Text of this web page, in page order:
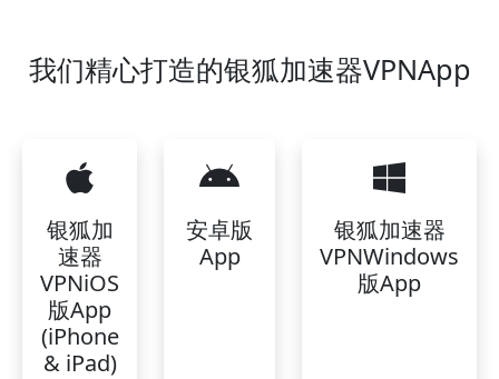
我们精心打造的银狐加速器VPNApp
银狐加
速器
VPNiOS
版App
(iPhone
& iPad)
安卓版
App
银狐加速器
VPNWindows
版App